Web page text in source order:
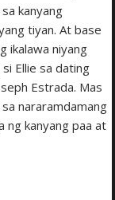
kanyang
tiyan. At base
ikalawa niyang
Ellie sa dating
Estrada. Mas
nararamdamang
ng kanyang paa at